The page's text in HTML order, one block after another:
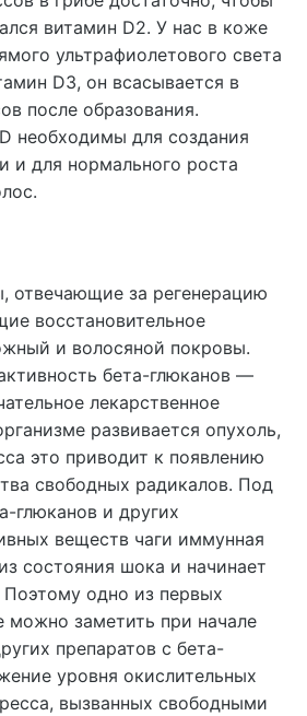
витамин D2. У нас в коже
ультрафиолетового света
D3, он всасывается в
после образования.
необходимы для создания
и для нормального роста
отвечающие за регенерацию
восстановительное
и волосяной покровы.
бета-глюканов —
лекарственное
развивается опухоль,
это приводит к появлению
свободных радикалов. Под
глюканов и других
веществ чаги иммунная
состояния шока и начинает
Поэтому одно из первых
можно заметить при начале
препаратов с бета-
уровня окислительных
вызванных свободными